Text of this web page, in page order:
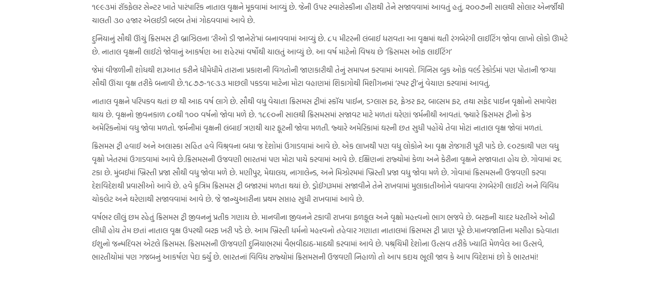
૧૯૯૩માં રૉકફેલર સેન્ટર ખાતે પારંપારિક નાતાલ વૃક્ષને મૂકવામાં આવ્યું છે. જેની ઉપર સ્વારોસ્કીના હીરાથી તેને સજાવવામાં આવતું હતું. ૨૦૦૭ની સાલથી સોલાર એનર્જીથી
ચાલતી ૩૦ હજાર એલઈડી બલ્બ તેમાં ગોઠવવામાં આવે છે.
દુનિયાનું સૌથી ઊંચું ક્રિસમસ ટ્રી બ્રાઝિલના ‘રીઓ ડી જાનેરો’માં બનાવવામાં આવ્યું છે. ૮૫ મીટરની લંબાઈ ધરાવતા આ વૃક્ષમાં થતી રંગબેરંગી લાઈટિંગ જોવા લાખો લોકો ઊમટે
છે. નાતાલ વૃક્ષની લાઈટો જોવાનું આકર્ષણ આ શહેરમાં વર્ષોથી ચાલતું આવ્યું છે. આ વર્ષ માટેનો વિષય છે ‘ક્રિસમસ ઓફ લાઈટિંગ’
જેમાં વીજળીની શોધથી શરૂઆત કરીને ધીમેધીમે તારાના પ્રકાશની વિગતોની જાણકારીથી તેનું સમાપન કરવામાં આવશે. ગિનિસ બુક ઓફ વર્લ્ડ રેકોર્ડમાં પણ પોતાની જગ્યા
સૌથી ઊંચા વૃક્ષ તરીકે બનાવી છે.૧૮૭૭-૧૯૩૩ માછલી પકડવા માટેના મોટા વહાણમાં શિકાગોથી મિશીગનમાં ‘સ્પર ટ્રી’નું વેચાણ કરવામાં આવતું.
નાતાલ વૃક્ષને પરિપકવ થતાં છ થી આઠ વર્ષ લાગે છે. સૌથી વધુ વેચાતા ક્રિસમસ ટ્રીમાં સ્કૉચ પાઈન, ડગ્લાસ ફર, ફ્રેઝર ફર, બાલ્સમ ફર, તથા સફેદ પાઈન વૃક્ષોનો સમાવેશ
થાય છે. વૃક્ષનો જીવનકાળ ૮૦થી ૧૦૦ વર્ષનો જોવા મળે છે. ૧૮૯૦ની સાલથી ક્રિસમસમાં સજાવટ માટે મળતાં ઘરેણાં જર્મનીથી આવતાં. જ્યારે ક્રિસમસ ટ્રીનો ક્રેઝ
અમેરિકનોમાં વધુ જોવા મળતો. જર્મનીમાં વૃક્ષની લંબાઈ ત્રણથી ચાર ફૂટની જોવા મળતી. જ્યારે અમેરિકામાં ઘરની છત સુધી પહોંચે તેવા મોટાં નાતાલ વૃક્ષ જોવાં મળતાં.
ક્રિસમસ ટ્રી હવાઈ અને અલાસ્કા સહિત હવે વિશ્ર્વના બધા જ દેશોમાં ઉગાડવામાં આવે છે. એક લાખથી પણ વધુ લોકોને આ વૃક્ષ રોજગારી પૂરી પાડે છે. ૯૦ટકાથી પણ વધુ
વૃક્ષો ખેતરમાં ઉગાડવામાં આવે છે.ક્રિસમસની ઉજવણી ભારતમાં પણ મોટા પાયે કરવામાં આવે છે. દક્ષિણનાં રાજ્યોમાં કેળા અને કેરીના વૃક્ષને સજાવાતા હોય છે. ગોવામાં ૨૬
ટકા છે. મુંબઈમાં ખ્રિસ્તી પ્રજા સૌથી વધુ જોવા મળે છે. મણીપુર, મેઘાલય, નાગાલેન્ડ, અને મિઝોરમમાં ખ્રિસ્તી પ્રજા વધુ જોવા મળે છે. ગોવામાં ક્રિસમસની ઉજવણી કરવા
દેશવિદેશથી પ્રવાસીઓ આવે છે. હવે કૃત્રિમ ક્રિસમસ ટ્રી બજારમાં મળતા થયાં છે. ડ્રોઈંગરૂમમાં સજાવીને તેને રાખવામાં મુલાકાતીઓને વધાવવા રંગબેરંગી લાઈટો અને વિવિધ
ચોકલેટ અને ઘરેણાથી સજાવવામાં આવે છે. જે જાન્યુઆરીના પ્રથમ સપ્તાહ સુધી રાખવામાં આવે છે.
વર્ષભર લીલું છમ રહેતું ક્રિસમસ ટ્રી જીવનનું પ્રતીક ગણાય છે. માનવીના જીવનને ટકાવી રાખવા ફળફૂલ અને વૃક્ષો મહત્ત્વનો ભાગ ભજવે છે. બરફની ચાદર ધરતીએ ઓઢી
લીધી હોય તેમ છતાં નાતાલ વૃક્ષ ઉપરથી બરફ ખરી પડે છે. આમ ખ્રિસ્તી ધર્મનો મહત્ત્વનો તહેવાર ગણાતા નાતાલમાં ક્રિસમસ ટ્રી પ્રાણ પૂરે છે.માનવજાતિના મસીહા કહેવાતા
ઈશુનો જન્મદિવસ એટલે ક્રિસમસ. ક્રિસમસની ઊજવણી દુનિયાભરમાં વૈભવીઠાઠ-માઠથી કરવામાં આવે છે. પશ્ર્ચિમી દેશોના ઉત્સવ તરીકે ખ્યાતિ મેળવેલ આ ઉત્સવે,
ભારતીયોમાં પણ ગજબનું આકર્ષણ પેદા ર્ક્યું છે. ભારતનાં વિવિધ રાજ્યોમાં ક્રિસમસની ઉજવણી નિહાળો તો આપ કદાચ ભૂલી જાવ કે આપ વિદેશમાં છો કે ભારતમાં!